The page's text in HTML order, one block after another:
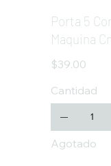
Porta 5
Maquina
Precio
$39.00
Cantidad
Agotado